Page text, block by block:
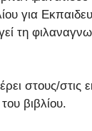
για
τη
στους/στις
βιβλίου.